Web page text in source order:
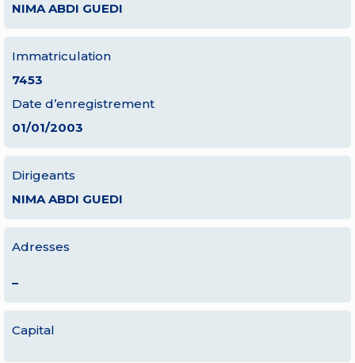
NIMA ABDI GUEDI
Immatriculation
7453
Date d’enregistrement
01/01/2003
Dirigeants
NIMA ABDI GUEDI
Adresses
–
Capital